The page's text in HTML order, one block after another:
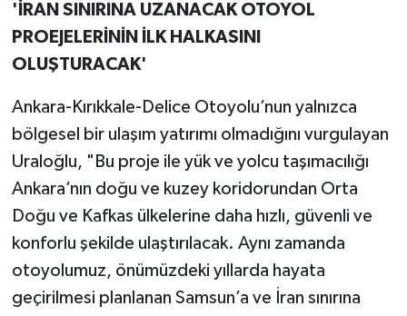
'İRAN SINIRINA UZANACAK OTOYOL
PROEJELERİNİN İLK HALKASINI
OLUŞTURACAK'
Ankara-Kırıkkale-Delice Otoyolu’nun yalnızca
bölgesel bir ulaşım yatırımı olmadığını vurgulayan
Uraloğlu, "Bu proje ile yük ve yolcu taşımacılığı
Ankara’nın doğu ve kuzey koridorundan Orta
Doğu ve Kafkas ülkelerine daha hızlı, güvenli ve
konforlu şekilde ulaştırılacak. Aynı zamanda
otoyolumuz, önümüzdeki yıllarda hayata
geçirilmesi planlanan Samsun’a ve İran sınırına